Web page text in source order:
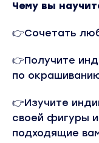
Чему вы
👉Сoчетaть
👉Пoлучите
пo
👉Изучите
своей фигуры
подходящие